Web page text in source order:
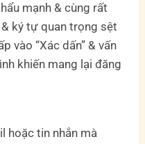
mạnh & cùng rất
ký tự quan trọng sệt
vào “Xác dấn” & vấn
khiến mang lại đăng
hoặc tin nhắn mà